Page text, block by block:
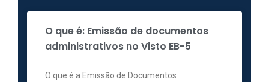
O que é: Emissão de documentos
administrativos no Visto EB-5
O que é a Emissão de Documentos